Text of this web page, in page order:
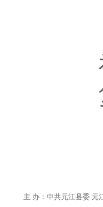
主 办：中共元江县委 元